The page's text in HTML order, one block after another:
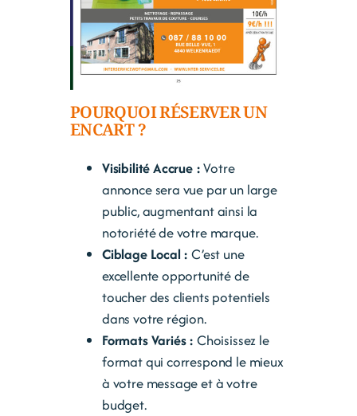
POURQUOI RÉSERVER UN
ENCART ?
Visibilité Accrue :Votre
annonce sera vue par un large
public, augmentant ainsi la
notoriété de votre marque.
Ciblage Local : C’est une
excellente opportunité de
toucher des clients potentiels
dans votre région.
Formats Variés : Choisissez le
format qui correspond le mieux
à votre message et à votre
budget.